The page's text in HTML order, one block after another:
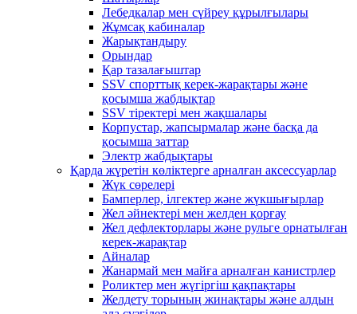
Лебедкалар мен сүйреу құрылғылары
Жұмсақ кабиналар
Жарықтандыру
Орындар
Қар тазалағыштар
SSV спорттық керек-жарақтары және
қосымша жабдықтар
SSV тіректері мен жақшалары
Корпустар, жапсырмалар және басқа да
қосымша заттар
Электр жабдықтары
Қарда жүретін көліктерге арналған аксессуарлар
Жүк сөрелері
Бамперлер, ілгектер және жүкшығырлар
Жел әйнектері мен желден қорғау
Жел дефлекторлары және рульге орнатылған
керек-жарақтар
Айналар
Жанармай мен майға арналған канистрлер
Роликтер мен жүгіргіш қақпақтары
Желдету торының жинақтары және алдын